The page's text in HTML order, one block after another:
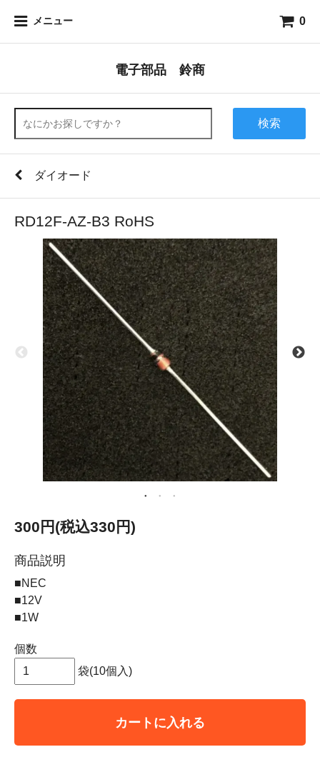
メニュー 0
電子部品 鈴商
検索
ダイオード
RD12F-AZ-B3 RoHS
300円(税込330円)
商品説明
■NEC
■12V
■1W
個数
袋(10個入)
カートに入れる